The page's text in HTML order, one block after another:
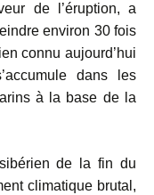
de l’éruption, a
environ 30 fois
connu aujourd’hui
dans les
à la base de la
de la fin du
climatique brutal,